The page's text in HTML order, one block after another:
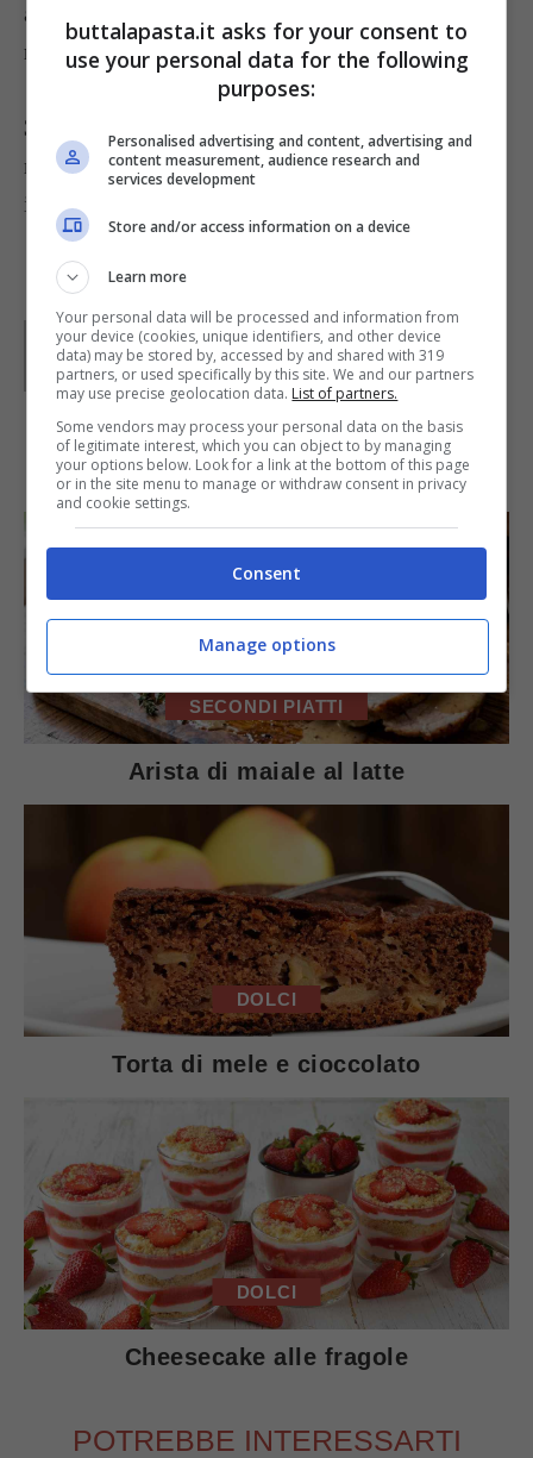
a sciogliere il burro e lo zucchero e poi unite la
mela,la scorza delle arance e lapanna.
3)
nella teglia.Spennellate la tortacon l’uovo
infornate e cuocete per 35 minuti circa.
Parole diWaly
IN PRIMO PIANO
SECONDI PIATTI
Arista di maiale al latte
DOLCI
Torta di mele e cioccolato
DOLCI
Cheesecake alle fragole
POTREBBE INTERESSARTI
buttalapasta.it asks for your consent to
use your personal data for the following
purposes:
Personalised advertising and content, advertising and
content measurement, audience research and
services development
Store and/or access information on a device
Learn more
Your personal data will be processed and information from
your device (cookies, unique identifiers, and other device
data) may be stored by, accessed by and shared with 319
partners, or used specifically by this site. We and our partners
may use precise geolocation data. List of partners.
Some vendors may process your personal data on the basis
of legitimate interest, which you can object to by managing
your options below. Look for a link at the bottom of this page
or in the site menu to manage or withdraw consent in privacy
and cookie settings.
Consent
Manage options